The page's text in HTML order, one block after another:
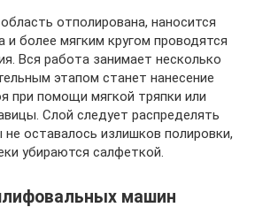
отполирована, наносится
и более мягким кругом проводятся
Вся работа занимает несколько
этапом станет нанесение
при помощи мягкой тряпки или
Слой следует распределять
оставалось излишков полировки,
убираются салфеткой.
машин